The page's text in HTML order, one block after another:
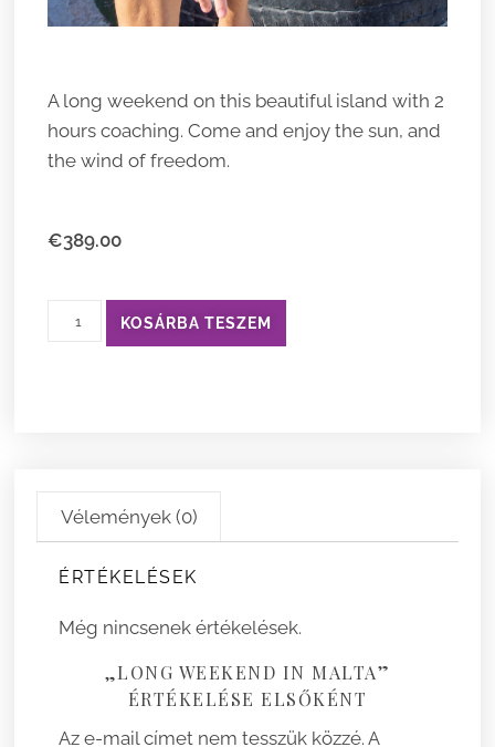
A long weekend on this beautiful island with 2
hours coaching. Come and enjoy the sun, and
the wind of freedom.
€389.00
KOSÁRBA TESZEM
Vélemények (0)
ÉRTÉKELÉSEK
Még nincsenek értékelések.
„LONG WEEKEND IN MALTA”
ÉRTÉKELÉSE ELSŐKÉNT
Az e-mail címet nem tesszük közzé. A